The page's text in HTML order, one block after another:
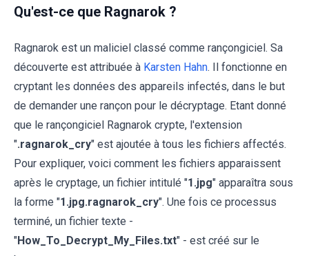
Qu'est-ce que Ragnarok ?
Ragnarok est un maliciel classé comme rançongiciel. Sa
découverte est attribuée à Karsten Hahn. Il fonctionne en
cryptant les données des appareils infectés, dans le but
de demander une rançon pour le décryptage. Etant donné
que le rançongiciel Ragnarok crypte, l'extension
".ragnarok_cry" est ajoutée à tous les fichiers affectés.
Pour expliquer, voici comment les fichiers apparaissent
après le cryptage, un fichier intitulé "1.jpg" apparaîtra sous
la forme "1.jpg.ragnarok_cry". Une fois ce processus
terminé, un fichier texte -
"How_To_Decrypt_My_Files.txt" - est créé sur le